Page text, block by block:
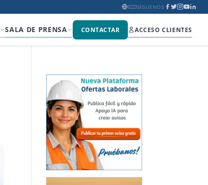
SÍGUENOS
SALA DE PRENSA CONTACTAR ACCESO CLIENTES